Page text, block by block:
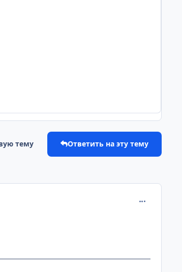
тему Ответить на эту тему